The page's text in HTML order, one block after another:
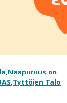
,Naapuruus on
,Tyttöjen Talo